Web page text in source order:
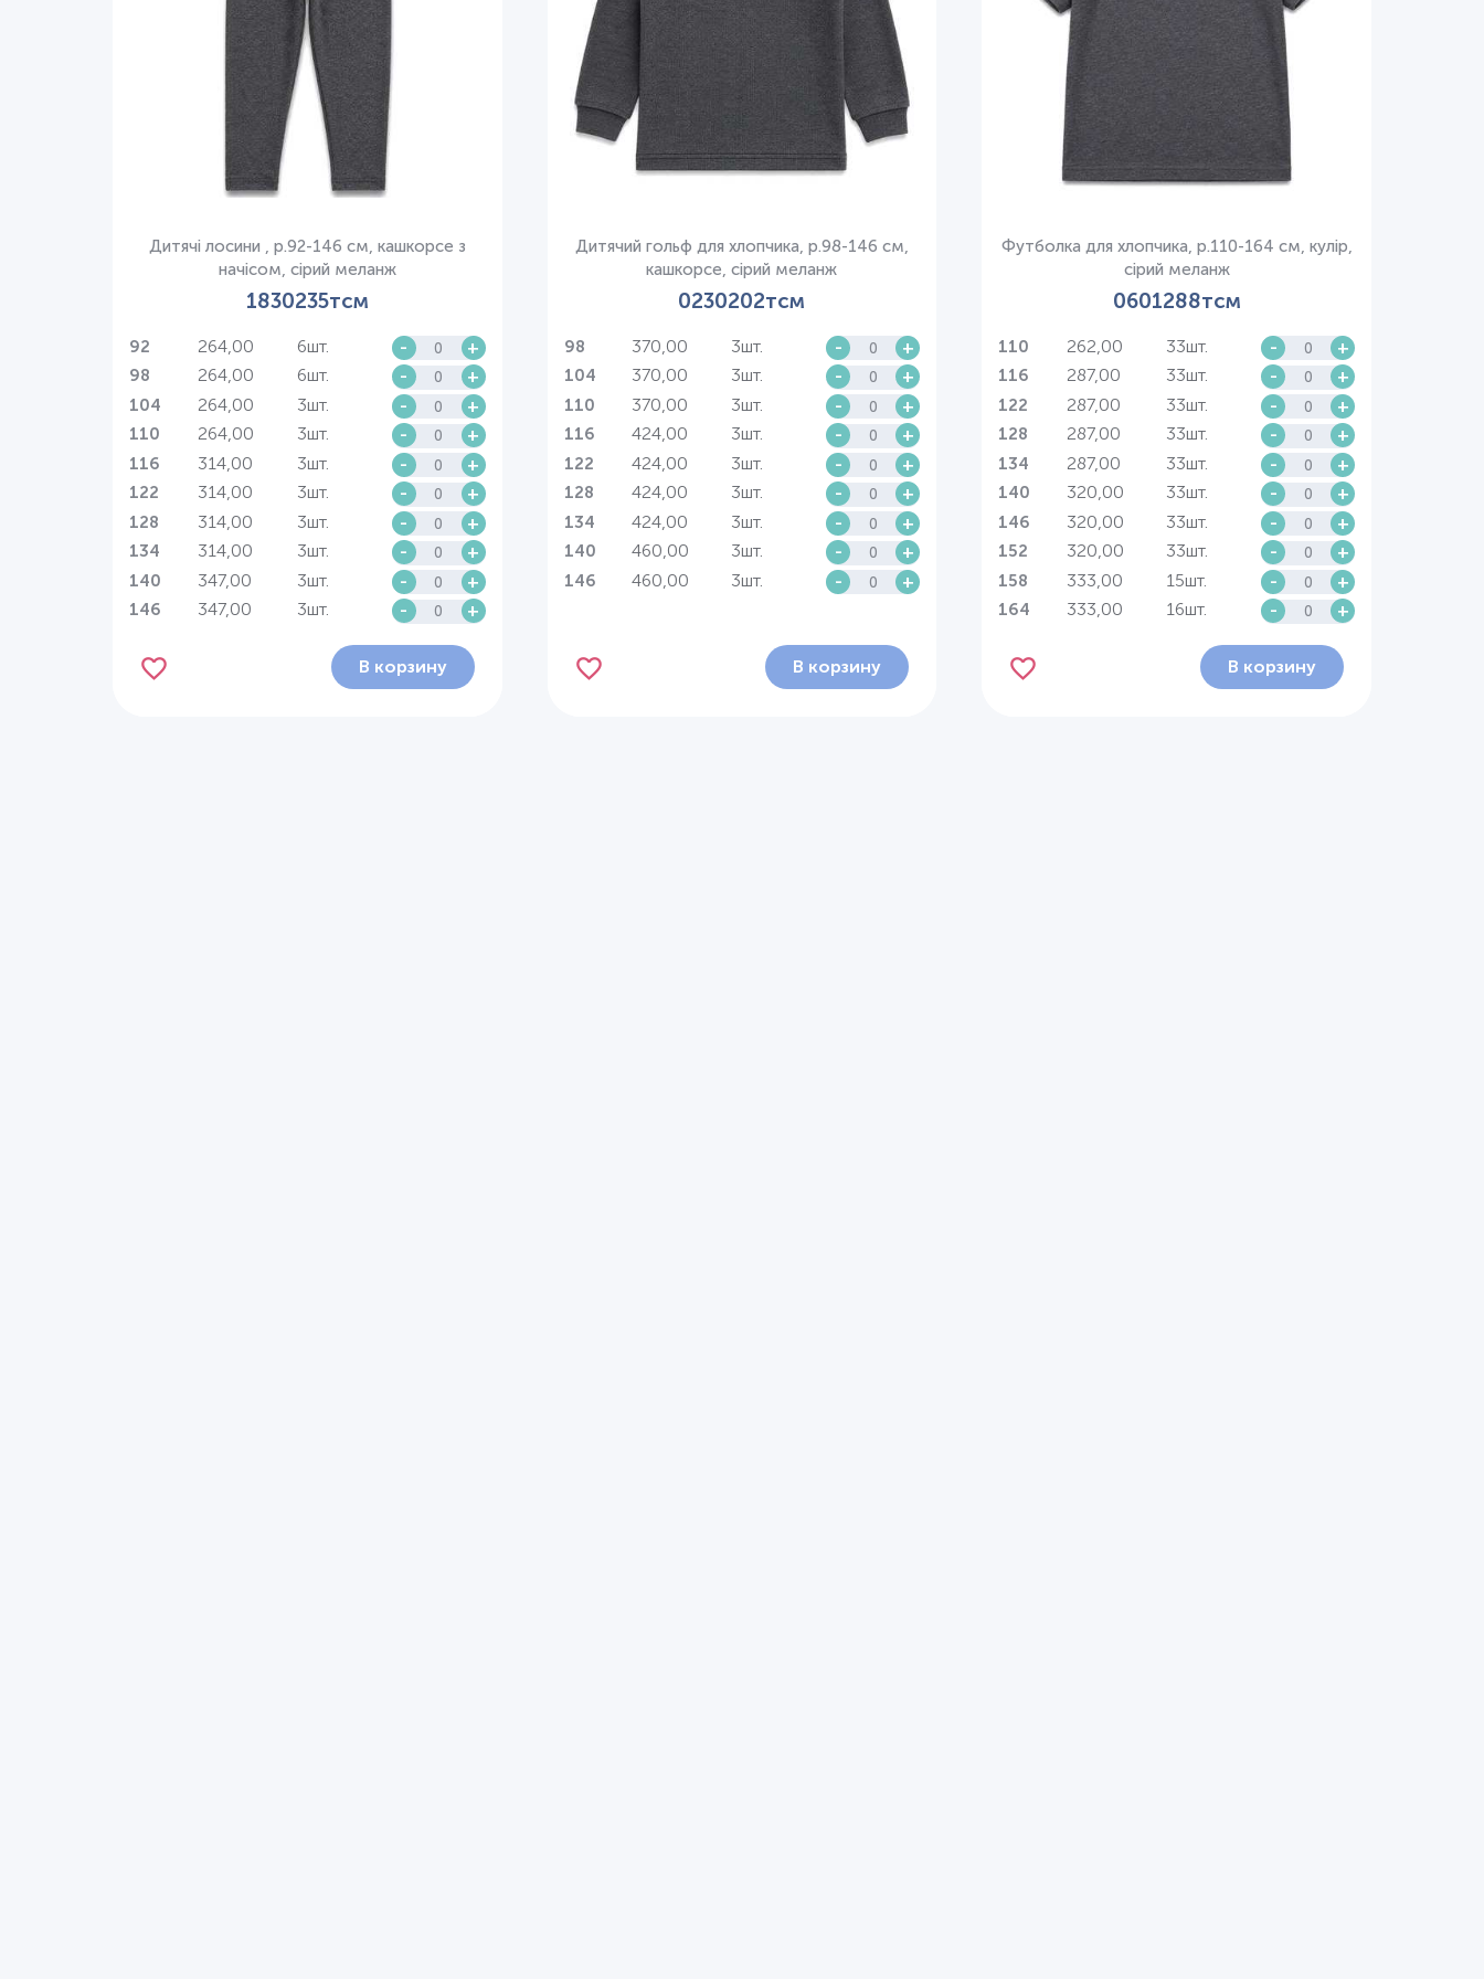
Дитячі лосини , р.92-146 см, кашкорсе з
начісом, сірий меланж
1830235тсм
92 264,00 6шт. - +
98 264,00 6шт. - +
104 264,00 3шт. - +
110 264,00 3шт. - +
116 314,00 3шт. - +
122 314,00 3шт. - +
128 314,00 3шт. - +
134 314,00 3шт. - +
140 347,00 3шт. - +
146 347,00 3шт. - +
В корзину
Дитячий гольф для хлопчика, р.98-146 см,
кашкорсе, сірий меланж
0230202тсм
98 370,00 3шт. - +
104 370,00 3шт. - +
110 370,00 3шт. - +
116 424,00 3шт. - +
122 424,00 3шт. - +
128 424,00 3шт. - +
134 424,00 3шт. - +
140 460,00 3шт. - +
146 460,00 3шт. - +
В корзину
Футболка для хлопчика, р.110-164 см, кулір,
сірий меланж
0601288тсм
110 262,00 33шт. - +
116 287,00 33шт. - +
122 287,00 33шт. - +
128 287,00 33шт. - +
134 287,00 33шт. - +
140 320,00 33шт. - +
146 320,00 33шт. - +
152 320,00 33шт. - +
158 333,00 15шт. - +
164 333,00 16шт. - +
В корзину